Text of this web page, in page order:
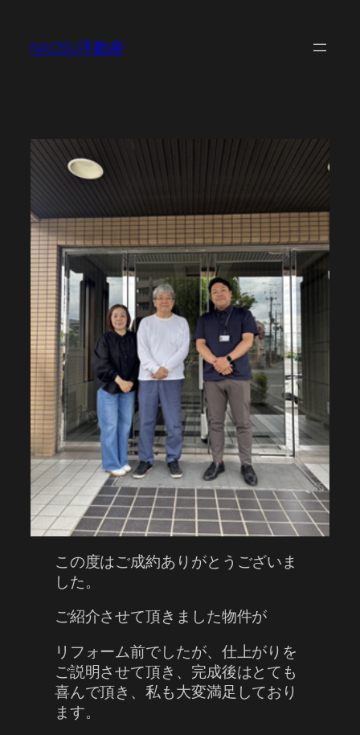
NAOSU不動産
この度はご成約ありがとうございま
した。
ご紹介させて頂きました物件が
リフォーム前でしたが、仕上がりを
ご説明させて頂き、完成後はとても
喜んで頂き、私も大変満足しており
ます。